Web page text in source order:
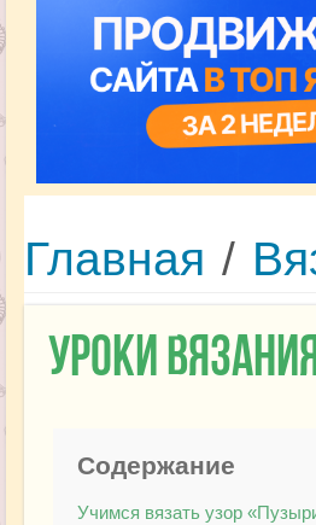
Главная /
Уроки
Содержание
Учимся вязать узор